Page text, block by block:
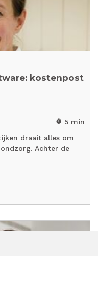
kostenpost
timer 5 min
draait alles om
Achter de